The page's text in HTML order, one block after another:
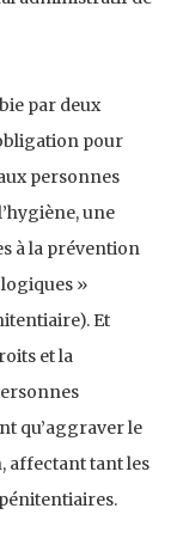
par deux
pour
personnes
une
à la prévention
»
Et
et la
qu’aggraver le
affectant tant les